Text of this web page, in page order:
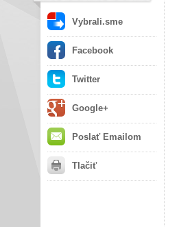
Vybrali.sme
Facebook
Twitter
Google+
Poslať Emailom
Tlačiť